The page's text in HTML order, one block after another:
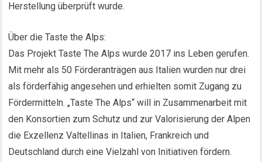
Herstellung überprüft wurde.
Über die Taste the Alps:
Das Projekt Taste The Alps wurde 2017 ins Leben gerufen.
Mit mehr als 50 Förderanträgen aus Italien wurden nur drei
als förderfähig angesehen und erhielten somit Zugang zu
Fördermitteln. „Taste The Alps“ will in Zusammenarbeit mit
den Konsortien zum Schutz und zur Valorisierung der Alpen
die Exzellenz Valtellinas in Italien, Frankreich und
Deutschland durch eine Vielzahl von Initiativen fördern.